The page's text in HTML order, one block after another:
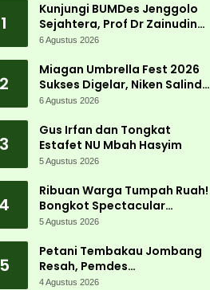
1
Kunjungi BUMDes Jenggolo
Sejahtera, Prof Dr Zainudin
Maliki: Kita Wujudkan
Potensi Desa
6 Agustus 2026
2
Miagan Umbrella Fest 2026
Sukses Digelar, Niken Salindry
Jadi Magnet Ribuan
6 Agustus 2026
3
Gus Irfan dan Tongkat
Estafet NU Mbah Hasyim
5 Agustus 2026
4
Ribuan Warga Tumpah Ruah!
Bongkot Spectacular
Carnival 2026 Jadi Pesta
Peterongan
5 Agustus 2026
5
Petani Tembakau Jombang
Resah, Pemdes
Tanjungwadung dan Disperta
4 Agustus 2026